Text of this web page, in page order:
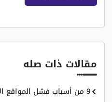
مقالات ذات صله
9 من أسباب فشل المواقع الإلكترونية